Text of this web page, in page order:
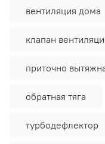
вентиляция дома
клапан
приточно
обратная тяга
турбодефлектор